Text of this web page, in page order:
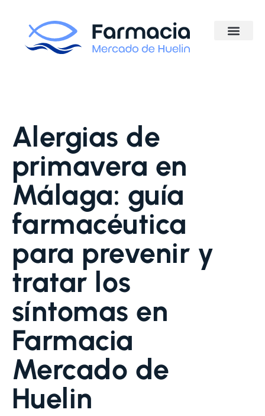
Alergias de
primavera en
Málaga: guía
farmacéutica
para prevenir y
tratar los
síntomas en
Farmacia
Mercado de
Huelin